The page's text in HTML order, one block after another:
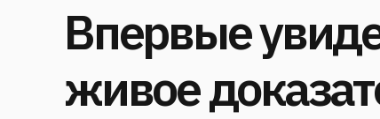
Впервые
живое